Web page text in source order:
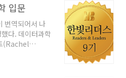
택일에 유용합니다. 3. Google
학술논문만을 전문적
Public Data -
directory특정 국가의
입문
번역되어서 나
다. 데이터과학
(Rachel
상세